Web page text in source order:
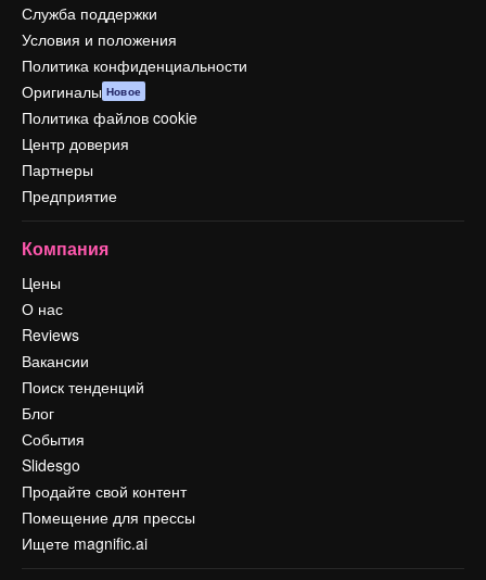
Служба поддержки
Условия и положения
Политика конфиденциальности
Оригиналы Новое
Политика файлов cookie
Центр доверия
Партнеры
Предприятие
Компания
Цены
О нас
Reviews
Вакансии
Поиск тенденций
Блог
События
Slidesgo
Продайте свой контент
Помещение для прессы
Ищете magnific.ai